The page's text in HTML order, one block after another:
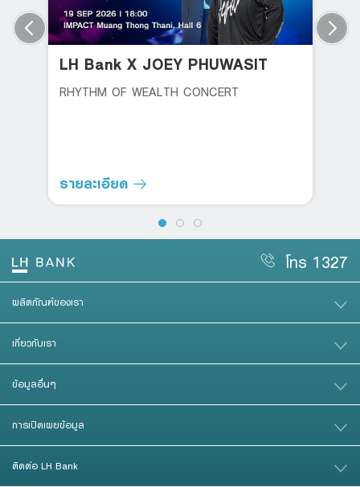
LH Bank X JOEY PHUWASIT
RHYTHM OF WEALTH CONCERT
รายละเอียด
โทร 1327
ผลิตภัณฑ์ของเรา
เกี่ยวกับเรา
ข้อมูลอื่นๆ
การเปิดเผยข้อมูล
ติดต่อ LH Bank